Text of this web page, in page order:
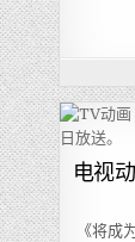
电视
《将成